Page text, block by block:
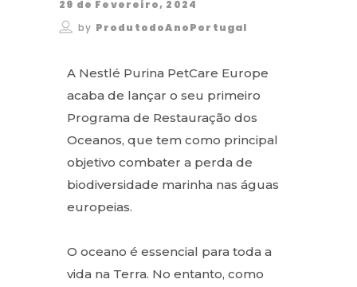
29 de Fevereiro, 2024
by ProdutodoAnoPortugal
A Nestlé Purina PetCare Europe
acaba de lançar o seu primeiro
Programa de Restauração dos
Oceanos, que tem como principal
objetivo combater a perda de
biodiversidade marinha nas águas
europeias.
O oceano é essencial para toda a
vida na Terra. No entanto, como